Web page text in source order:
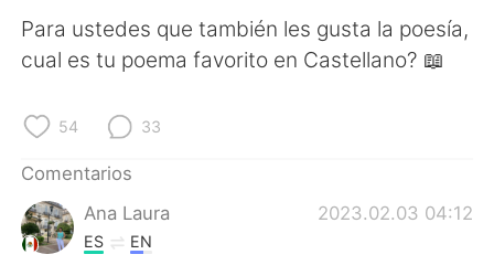
繁體中文 العربية
Français
日本語
Русский
Para ustedes que también les gusta la poesía,
cual es tu poema favorito en Castellano? 📖
54 33
Comentarios
Ana Laura
2023.02.03 04:12
ES EN